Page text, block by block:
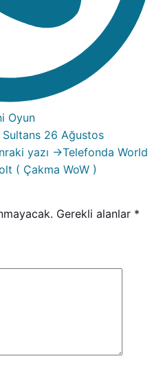
Oyun
26 Ağustos
yazı →Telefonda World
( Çakma WoW )
Gerekli alanlar *